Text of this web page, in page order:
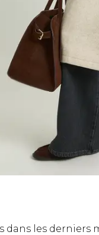
dans les derniers